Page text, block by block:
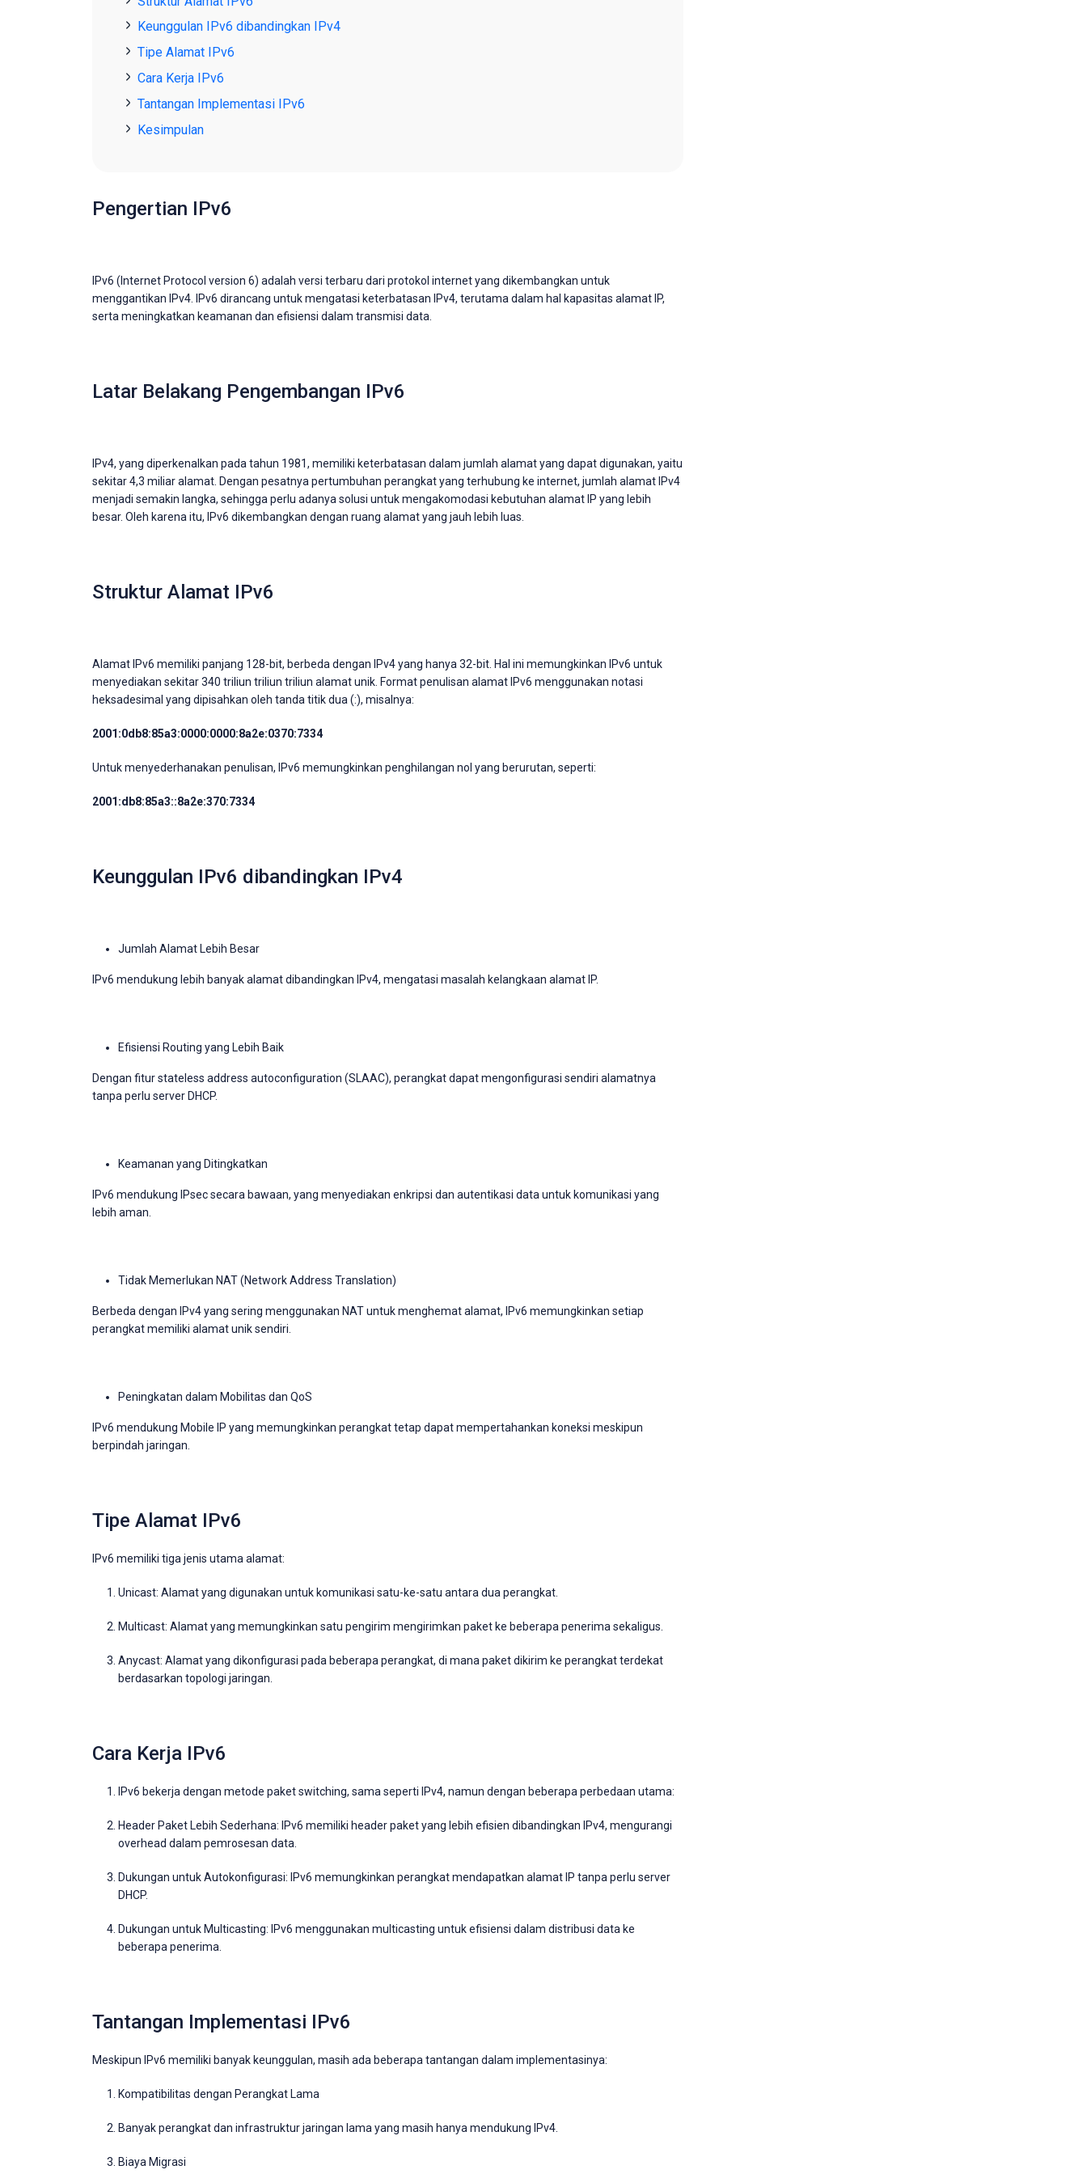
Keunggulan IPv6 dibandingkan IPv4
Tipe Alamat IPv6
Cara Kerja IPv6
Tantangan Implementasi IPv6
Kesimpulan
Pengertian IPv6
IPv6 (Internet Protocol version 6) adalah versi terbaru dari protokol internet yang dikembangkan untuk
menggantikan IPv4. IPv6 dirancang untuk mengatasi keterbatasan IPv4, terutama dalam hal kapasitas alamat IP,
serta meningkatkan keamanan dan efisiensi dalam transmisi data.
Latar Belakang Pengembangan IPv6
IPv4, yang diperkenalkan pada tahun 1981, memiliki keterbatasan dalam jumlah alamat yang dapat digunakan, yaitu
sekitar 4,3 miliar alamat. Dengan pesatnya pertumbuhan perangkat yang terhubung ke internet, jumlah alamat IPv4
menjadi semakin langka, sehingga perlu adanya solusi untuk mengakomodasi kebutuhan alamat IP yang lebih
besar. Oleh karena itu, IPv6 dikembangkan dengan ruang alamat yang jauh lebih luas.
Struktur Alamat IPv6
Alamat IPv6 memiliki panjang 128-bit, berbeda dengan IPv4 yang hanya 32-bit. Hal ini memungkinkan IPv6 untuk
menyediakan sekitar 340 triliun triliun triliun alamat unik. Format penulisan alamat IPv6 menggunakan notasi
heksadesimal yang dipisahkan oleh tanda titik dua (:), misalnya:
2001:0db8:85a3:0000:0000:8a2e:0370:7334
Untuk menyederhanakan penulisan, IPv6 memungkinkan penghilangan nol yang berurutan, seperti:
2001:db8:85a3::8a2e:370:7334
Keunggulan IPv6 dibandingkan IPv4
Jumlah Alamat Lebih Besar
IPv6 mendukung lebih banyak alamat dibandingkan IPv4, mengatasi masalah kelangkaan alamat IP.
Efisiensi Routing yang Lebih Baik
Dengan fitur stateless address autoconfiguration (SLAAC), perangkat dapat mengonfigurasi sendiri alamatnya
tanpa perlu server DHCP.
Keamanan yang Ditingkatkan
IPv6 mendukung IPsec secara bawaan, yang menyediakan enkripsi dan autentikasi data untuk komunikasi yang
lebih aman.
Tidak Memerlukan NAT (Network Address Translation)
Berbeda dengan IPv4 yang sering menggunakan NAT untuk menghemat alamat, IPv6 memungkinkan setiap
perangkat memiliki alamat unik sendiri.
Peningkatan dalam Mobilitas dan QoS
IPv6 mendukung Mobile IP yang memungkinkan perangkat tetap dapat mempertahankan koneksi meskipun
berpindah jaringan.
Tipe Alamat IPv6
IPv6 memiliki tiga jenis utama alamat:
Unicast: Alamat yang digunakan untuk komunikasi satu-ke-satu antara dua perangkat.
Multicast: Alamat yang memungkinkan satu pengirim mengirimkan paket ke beberapa penerima sekaligus.
Anycast: Alamat yang dikonfigurasi pada beberapa perangkat, di mana paket dikirim ke perangkat terdekat
berdasarkan topologi jaringan.
Cara Kerja IPv6
IPv6 bekerja dengan metode paket switching, sama seperti IPv4, namun dengan beberapa perbedaan utama:
Header Paket Lebih Sederhana: IPv6 memiliki header paket yang lebih efisien dibandingkan IPv4, mengurangi
overhead dalam pemrosesan data.
Dukungan untuk Autokonfigurasi: IPv6 memungkinkan perangkat mendapatkan alamat IP tanpa perlu server
DHCP.
Dukungan untuk Multicasting: IPv6 menggunakan multicasting untuk efisiensi dalam distribusi data ke
beberapa penerima.
Tantangan Implementasi IPv6
Meskipun IPv6 memiliki banyak keunggulan, masih ada beberapa tantangan dalam implementasinya:
Kompatibilitas dengan Perangkat Lama
Banyak perangkat dan infrastruktur jaringan lama yang masih hanya mendukung IPv4.
Biaya Migrasi